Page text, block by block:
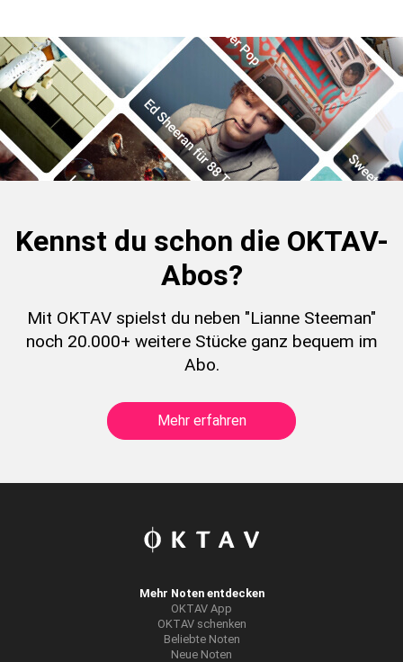
Kennst du schon die OKTAV-
Abos?
Mit OKTAV spielst du neben "Lianne Steeman"
noch 20.000+ weitere Stücke ganz bequem im
Abo.
Mehr erfahren
Mehr Noten entdecken
OKTAV App
OKTAV schenken
Beliebte Noten
Neue Noten